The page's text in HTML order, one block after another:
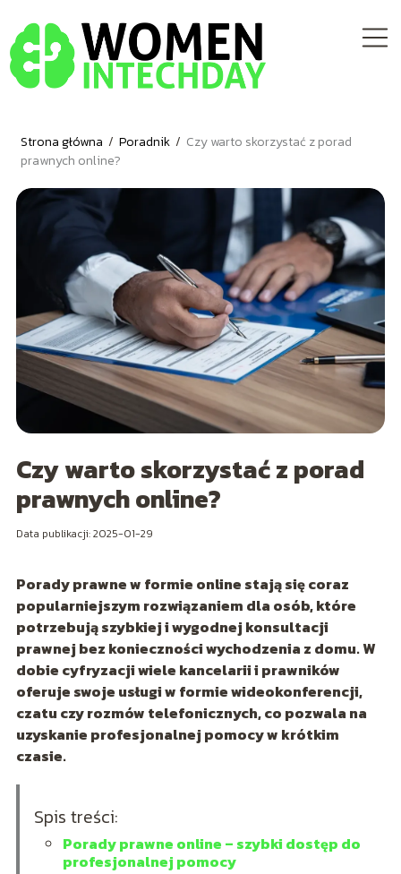
Strona główna / Poradnik / Czy warto skorzystać z porad
prawnych online?
Czy warto skorzystać z porad
prawnych online?
Data publikacji: 2025-01-29
Porady prawne w formie online stają się coraz
popularniejszym rozwiązaniem dla osób, które
potrzebują szybkiej i wygodnej konsultacji
prawnej bez konieczności wychodzenia z domu. W
dobie cyfryzacji wiele kancelarii i prawników
oferuje swoje usługi w formie wideokonferencji,
czatu czy rozmów telefonicznych, co pozwala na
uzyskanie profesjonalnej pomocy w krótkim
czasie.
Spis treści:
Porady prawne online – szybki dostęp do
profesjonalnej pomocy